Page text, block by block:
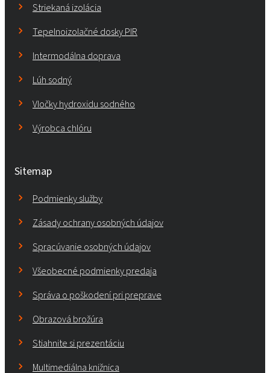
Striekaná izolácia
Tepelnoizolačné dosky PIR
Intermodálna doprava
Lúh sodný
Vločky hydroxidu sodného
Výrobca chlóru
Sitemap
Podmienky služby
Zásady ochrany osobných údajov
Spracúvanie osobných údajov
Všeobecné podmienky predaja
Správa o poškodení pri preprave
Obrazová brožúra
Stiahnite si prezentáciu
Multimediálna knižnica